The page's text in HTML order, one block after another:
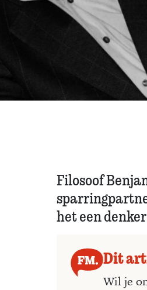
Filosoof
het een
Dit
Wil je